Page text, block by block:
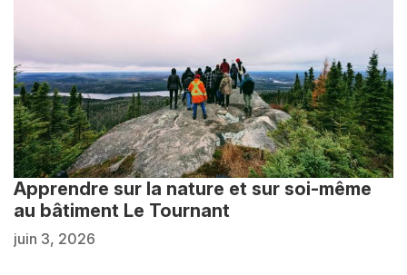
Apprendre sur la nature et sur soi-même
au bâtiment Le Tournant
juin 3, 2026